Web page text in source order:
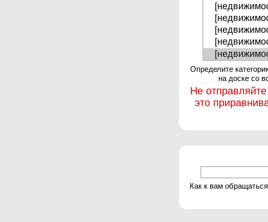
Определите
на доске со
Не
это
Как к вам